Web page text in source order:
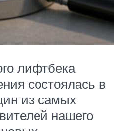
лифтбека
состоялась в
из самых
нашего